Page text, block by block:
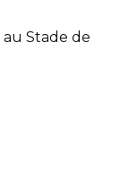
au Stade de